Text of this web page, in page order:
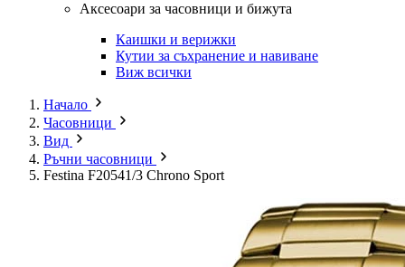
Аксесоари за часовници и бижута
Каишки и верижки
Кутии за съхранение и навиване
Виж всички
Начало
Часовници
Вид
Ръчни часовници
Festina F20541/3 Chrono Sport